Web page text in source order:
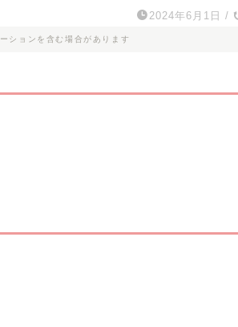
2024年6月1日 /
ションを含む場合があります